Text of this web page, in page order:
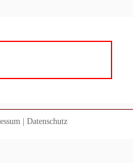
| Datenschutz